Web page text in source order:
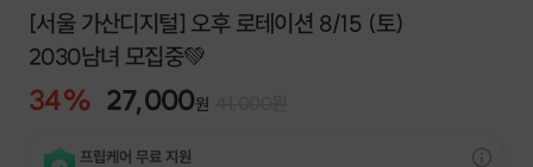
[서울 가산디지털] 오후 로테이션 8/15 (토)
2030남녀 모집중💚
34% 27,000원
프립케어 무료 지원